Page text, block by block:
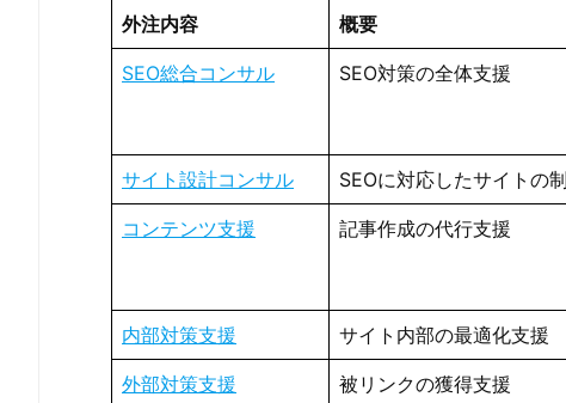
外注内容 概要
SEO総合コンサル SEO対策の全体支援
サイト設計コンサル SEOに対応したサイトの
コンテンツ支援 記事作成の代行支援
内部対策支援 サイト内部の最適化支援
外部対策支援 被リンクの獲得支援